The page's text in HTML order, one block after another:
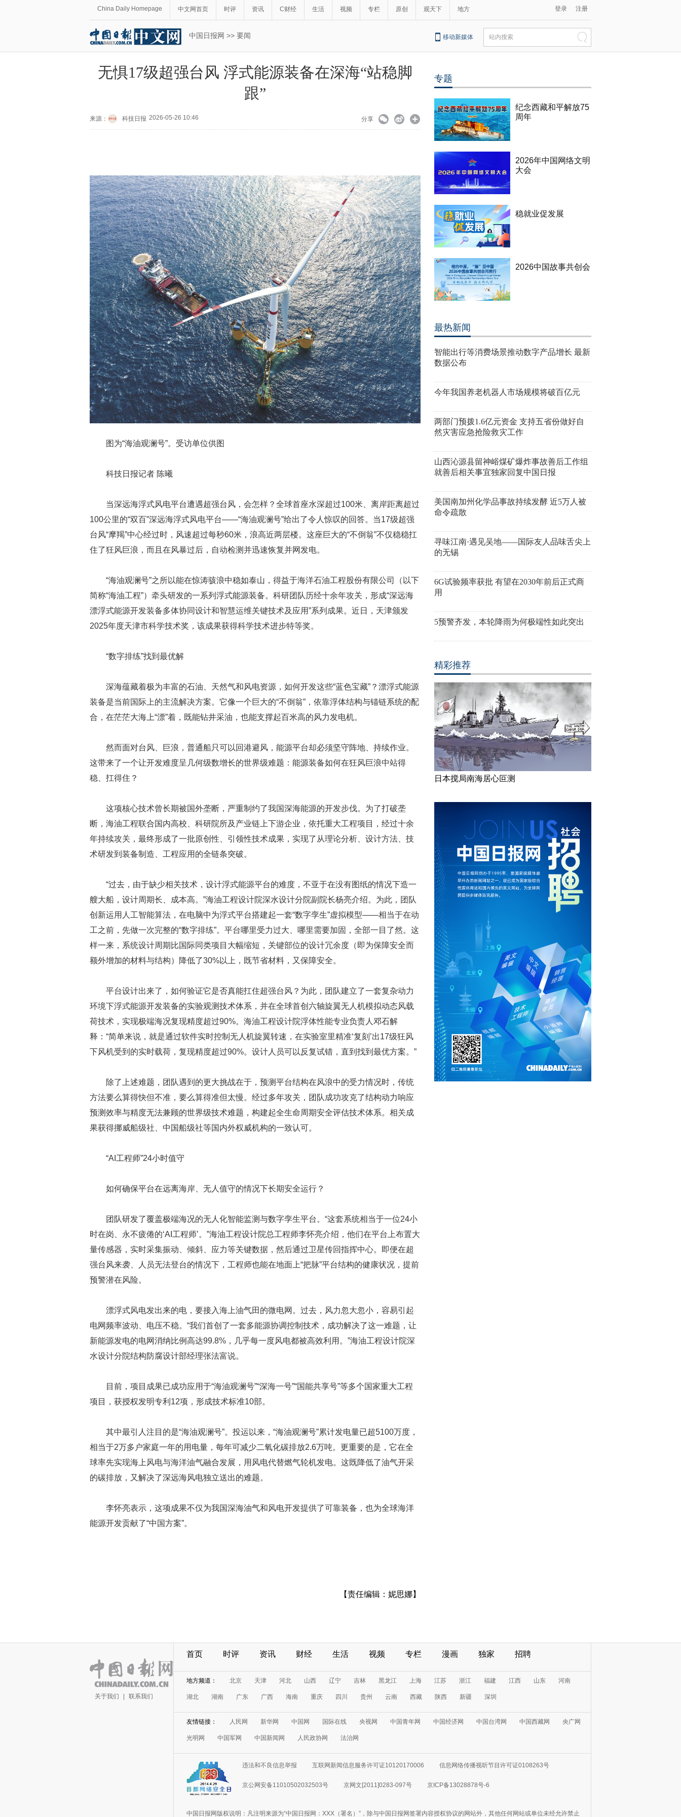
China Daily Homepage 中文网首页 时评 资讯 C财经 生活 视频 专栏 原创 观天下 地方 登录 注册
中国日报网 >> 要闻 移动新媒体 站内搜索
无惧17级超强台风 浮式能源装备在深海“站稳脚
跟”
来源： 科技日报 2026-05-26 10:46 分享
图为“海油观澜号”。受访单位供图
科技日报记者 陈曦
当深远海浮式风电平台遭遇超强台风，会怎样？全球首座水深超过100米、离岸距离超过
100公里的“双百”深远海浮式风电平台——“海油观澜号”给出了令人惊叹的回答。当17级超强
台风“摩羯”中心经过时，风速超过每秒60米，浪高近两层楼。这座巨大的“不倒翁”不仅稳稳扛
住了狂风巨浪，而且在风暴过后，自动检测并迅速恢复并网发电。
“海油观澜号”之所以能在惊涛骇浪中稳如泰山，得益于海洋石油工程股份有限公司（以下
简称“海油工程”）牵头研发的一系列浮式能源装备。科研团队历经十余年攻关，形成“深远海
漂浮式能源开发装备多体协同设计和智慧运维关键技术及应用”系列成果。近日，天津颁发
2025年度天津市科学技术奖，该成果获得科学技术进步特等奖。
“数字排练”找到最优解
深海蕴藏着极为丰富的石油、天然气和风电资源，如何开发这些“蓝色宝藏”？漂浮式能源
装备是当前国际上的主流解决方案。它像一个巨大的“不倒翁”，依靠浮体结构与锚链系统的配
合，在茫茫大海上“漂”着，既能钻井采油，也能支撑起百米高的风力发电机。
然而面对台风、巨浪，普通船只可以回港避风，能源平台却必须坚守阵地、持续作业。
这带来了一个让开发难度呈几何级数增长的世界级难题：能源装备如何在狂风巨浪中站得
稳、扛得住？
这项核心技术曾长期被国外垄断，严重制约了我国深海能源的开发步伐。为了打破垄
断，海油工程联合国内高校、科研院所及产业链上下游企业，依托重大工程项目，经过十余
年持续攻关，最终形成了一批原创性、引领性技术成果，实现了从理论分析、设计方法、技
术研发到装备制造、工程应用的全链条突破。
“过去，由于缺少相关技术，设计浮式能源平台的难度，不亚于在没有图纸的情况下造一
艘大船，设计周期长、成本高。”海油工程设计院深水设计分院副院长杨亮介绍。为此，团队
创新运用人工智能算法，在电脑中为浮式平台搭建起一套“数字孪生”虚拟模型——相当于在动
工之前，先做一次完整的“数字排练”。平台哪里受力过大、哪里需要加固，全部一目了然。这
样一来，系统设计周期比国际同类项目大幅缩短，关键部位的设计冗余度（即为保障安全而
额外增加的材料与结构）降低了30%以上，既节省材料，又保障安全。
平台设计出来了，如何验证它是否真能扛住超强台风？为此，团队建立了一套复杂动力
环境下浮式能源开发装备的实验观测技术体系，并在全球首创六轴旋翼无人机模拟动态风载
荷技术，实现极端海况复现精度超过90%。海油工程设计院浮体性能专业负责人邓石解
释：“简单来说，就是通过软件实时控制无人机旋翼转速，在实验室里精准‘复刻’出17级狂风
下风机受到的实时载荷，复现精度超过90%。设计人员可以反复试错，直到找到最优方案。”
除了上述难题，团队遇到的更大挑战在于，预测平台结构在风浪中的受力情况时，传统
方法要么算得快但不准，要么算得准但太慢。经过多年攻关，团队成功攻克了结构动力响应
预测效率与精度无法兼顾的世界级技术难题，构建起全生命周期安全评估技术体系。相关成
果获得挪威船级社、中国船级社等国内外权威机构的一致认可。
“AI工程师”24小时值守
如何确保平台在远离海岸、无人值守的情况下长期安全运行？
团队研发了覆盖极端海况的无人化智能监测与数字孪生平台。“这套系统相当于一位24小
时在岗、永不疲倦的‘AI工程师’。”海油工程设计院总工程师李怀亮介绍，他们在平台上布置大
量传感器，实时采集振动、倾斜、应力等关键数据，然后通过卫星传回指挥中心。即便在超
强台风来袭、人员无法登台的情况下，工程师也能在地面上“把脉”平台结构的健康状况，提前
预警潜在风险。
漂浮式风电发出来的电，要接入海上油气田的微电网。过去，风力忽大忽小，容易引起
电网频率波动、电压不稳。“我们首创了一套多能源协调控制技术，成功解决了这一难题，让
新能源发电的电网消纳比例高达99.8%，几乎每一度风电都被高效利用。”海油工程设计院深
水设计分院结构防腐设计部经理张法富说。
目前，项目成果已成功应用于“海油观澜号”“深海一号”“国能共享号”等多个国家重大工程
项目，获授权发明专利12项，形成技术标准10部。
其中最引人注目的是“海油观澜号”。投运以来，“海油观澜号”累计发电量已超5100万度，
相当于2万多户家庭一年的用电量，每年可减少二氧化碳排放2.6万吨。更重要的是，它在全
球率先实现海上风电与海洋油气融合发展，用风电代替燃气轮机发电。这既降低了油气开采
的碳排放，又解决了深远海风电独立送出的难题。
李怀亮表示，这项成果不仅为我国深海油气和风电开发提供了可靠装备，也为全球海洋
能源开发贡献了“中国方案”。
【责任编辑：妮思娜】
专题
纪念西藏和平解放75
周年
2026年中国网络文明
大会
稳就业促发展
2026中国故事共创会
最热新闻
智能出行等消费场景推动数字产品增长 最新
数据公布
今年我国养老机器人市场规模将破百亿元
两部门预拨1.6亿元资金 支持五省份做好自
然灾害应急抢险救灾工作
山西沁源县留神峪煤矿爆炸事故善后工作组
就善后相关事宜独家回复中国日报
美国南加州化学品事故持续发酵 近5万人被
命令疏散
寻味江南·遇见吴地——国际友人品味舌尖上
的无锡
6G试验频率获批 有望在2030年前后正式商
用
5预警齐发，本轮降雨为何极端性如此突出
精彩推荐
日本搅局南海居心叵测
关于我们 | 联系我们
首页 时评 资讯 财经 生活 视频 专栏 漫画 独家 招聘
地方频道： 北京 天津 河北 山西 辽宁 吉林 黑龙江 上海 江苏 浙江 福建 江西 山东 河南
湖北 湖南 广东 广西 海南 重庆 四川 贵州 云南 西藏 陕西 新疆 深圳
友情链接： 人民网 新华网 中国网 国际在线 央视网 中国青年网 中国经济网 中国台湾网 中国西藏网 央广网
光明网 中国军网 中国新闻网 人民政协网 法治网
违法和不良信息举报 互联网新闻信息服务许可证10120170006 信息网络传播视听节目许可证0108263号
京公网安备11010502032503号 京网文[2011]0283-097号 京ICP备13028878号-6
中国日报网版权说明：凡注明来源为“中国日报网：XXX（署名）”，除与中国日报网签署内容授权协议的网站外，其他任何网站或单位未经允许禁止